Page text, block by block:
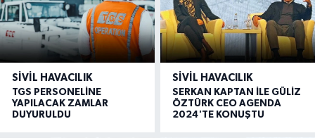
SIVIL HAVACILIK
TGS PERSONELİNE
YAPILACAK ZAMLAR
DUYURULDU
SIVIL HAVACILIK
SERKAN KAPTAN İLE GÜLİZ
ÖZTÜRK CEO AGENDA
2024'TE KONUŞTU